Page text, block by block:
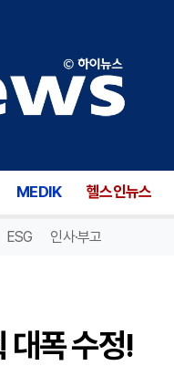
MEDIK 헬스인뉴스
ESG 인사·부고
대폭 수정!